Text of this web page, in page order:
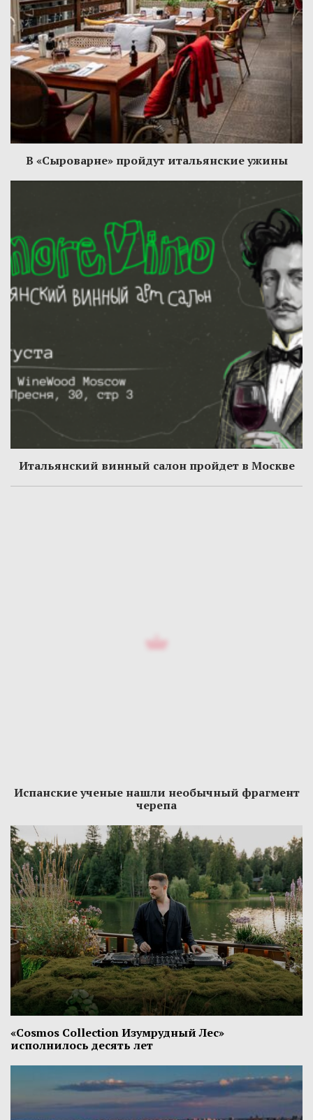
В «Сыроварне» пройдут итальянские ужины
Итальянский винный салон пройдет в Москве
Испанские ученые нашли необычный фрагмент
черепа
«Cosmos Collection Изумрудный Лес»
исполнилось десять лет